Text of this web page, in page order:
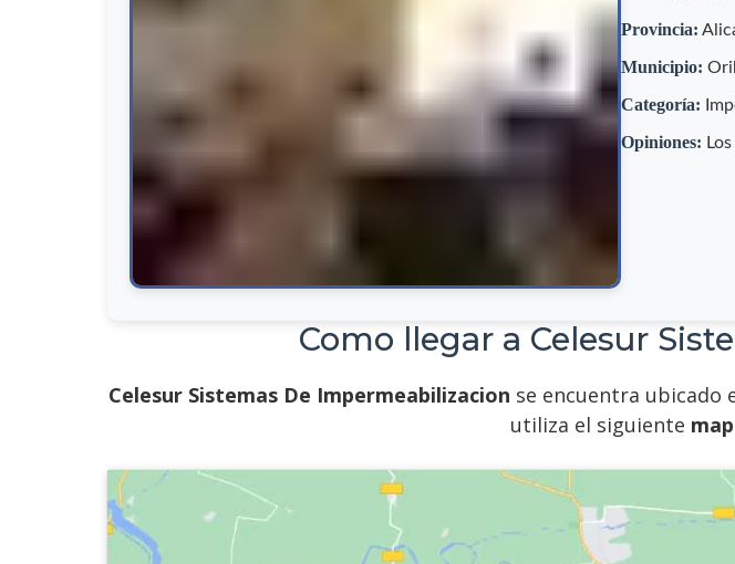
Provincia:
Municipio:
Categoría:
Opiniones:
Como llegar a Celesur
Celesur Sistemas De Impermeabilizacion se encuentra ubicado
utiliza el siguiente